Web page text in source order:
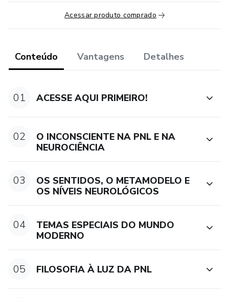
Acessar produto comprado
Conteúdo Vantagens Detalhes
01 ACESSE AQUI PRIMEIRO!
02
O INCONSCIENTE NA PNL E NA
NEUROCIÊNCIA
03
OS SENTIDOS, O METAMODELO E
OS NÍVEIS NEUROLÓGICOS
04
TEMAS ESPECIAIS DO MUNDO
MODERNO
05 FILOSOFIA À LUZ DA PNL